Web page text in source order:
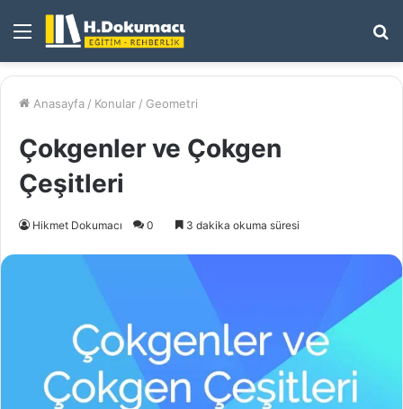
Menü
Anasayfa / Konular / Geometri
Çokgenler ve Çokgen
Çeşitleri
Hikmet Dokumacı 0 3 dakika okuma süresi